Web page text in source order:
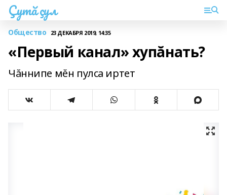
Çутă çул
Общество 23 ДЕКАБРЯ 2019, 14:35
«Первый канал» хупăнать?
Чăннипе мĕн пулса иртет